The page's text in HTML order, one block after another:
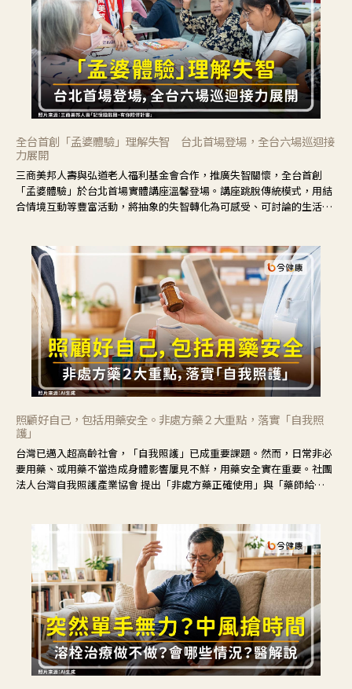
全台首創「孟婆體驗」理解失智 台北首場登場，全台六場巡迴接
力展開
三商美邦人壽與弘道老人福利基金會合作，推廣失智關懷，全台首創
「孟婆體驗」於台北首場實體講座溫馨登場。講座跳脫傳統模式，用結
合情境互動等豐富活動，將抽象的失智轉化為可感受、可討論的生活情
照顧好自己，包括用藥安全。非處方藥２大重點，落實「自我照
護」
台灣已邁入超高齡社會，「自我照護」已成重要課題。然而，日常非必
要用藥、或用藥不當造成身體影響屢見不鮮，用藥安全實在重要。社團
法人台灣自我照護產業協會 提出「非處方藥正確使用」與「藥師給